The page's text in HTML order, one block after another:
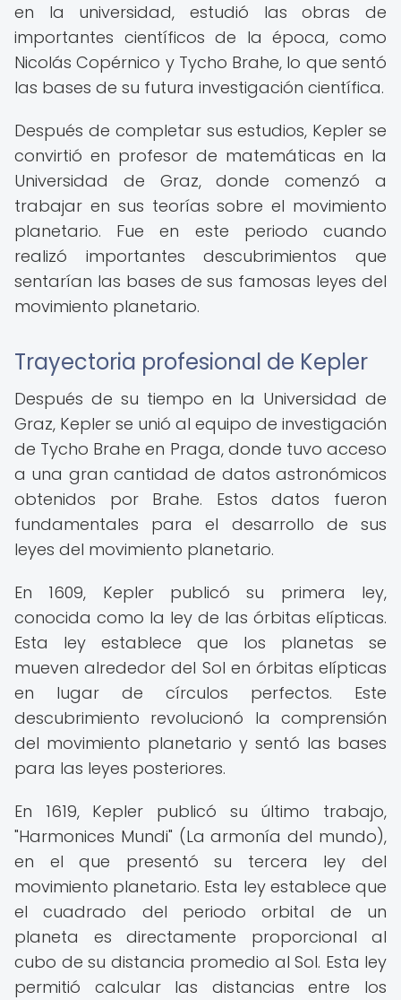
en la universidad, estudió las obras de
importantes científicos de la época, como
Nicolás Copérnico y Tycho Brahe, lo que sentó
las bases de su futura investigación científica.
Después de completar sus estudios, Kepler se
convirtió en profesor de matemáticas en la
Universidad de Graz, donde comenzó a
trabajar en sus teorías sobre el movimiento
planetario. Fue en este periodo cuando
realizó importantes descubrimientos que
sentarían las bases de sus famosas leyes del
movimiento planetario.
Trayectoria profesional de Kepler
Después de su tiempo en la Universidad de
Graz, Kepler se unió al equipo de investigación
de Tycho Brahe en Praga, donde tuvo acceso
a una gran cantidad de datos astronómicos
obtenidos por Brahe. Estos datos fueron
fundamentales para el desarrollo de sus
leyes del movimiento planetario.
En 1609, Kepler publicó su primera ley,
conocida como la ley de las órbitas elípticas.
Esta ley establece que los planetas se
mueven alrededor del Sol en órbitas elípticas
en lugar de círculos perfectos. Este
descubrimiento revolucionó la comprensión
del movimiento planetario y sentó las bases
para las leyes posteriores.
En 1619, Kepler publicó su último trabajo,
"Harmonices Mundi" (La armonía del mundo),
en el que presentó su tercera ley del
movimiento planetario. Esta ley establece que
el cuadrado del periodo orbital de un
planeta es directamente proporcional al
cubo de su distancia promedio al Sol. Esta ley
permitió calcular las distancias entre los